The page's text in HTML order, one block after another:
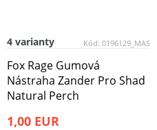
Kód: 0196129_MAS
4 varianty
Fox Rage Gumová
Nástraha Zander Pro Shad
Natural Perch
1,00 EUR